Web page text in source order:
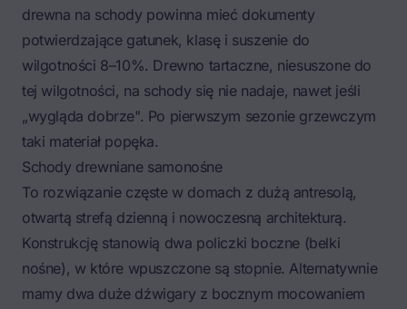
drewna na schody powinna mieć dokumenty
potwierdzające gatunek, klasę i suszenie do
wilgotności 8–10%. Drewno tartaczne, niesuszone do
tej wilgotności, na schody się nie nadaje, nawet jeśli
„wygląda dobrze". Po pierwszym sezonie grzewczym
taki materiał popęka.
Schody drewniane samonośne
To rozwiązanie częste w domach z dużą antresolą,
otwartą strefą dzienną i nowoczesną architekturą.
Konstrukcję stanowią dwa policzki boczne (belki
nośne), w które wpuszczone są stopnie. Alternatywnie
mamy dwa duże dźwigary z bocznym mocowaniem